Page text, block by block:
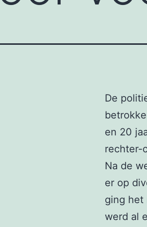
De
en 20
rechter-
Na de
er op
ging het
werd al